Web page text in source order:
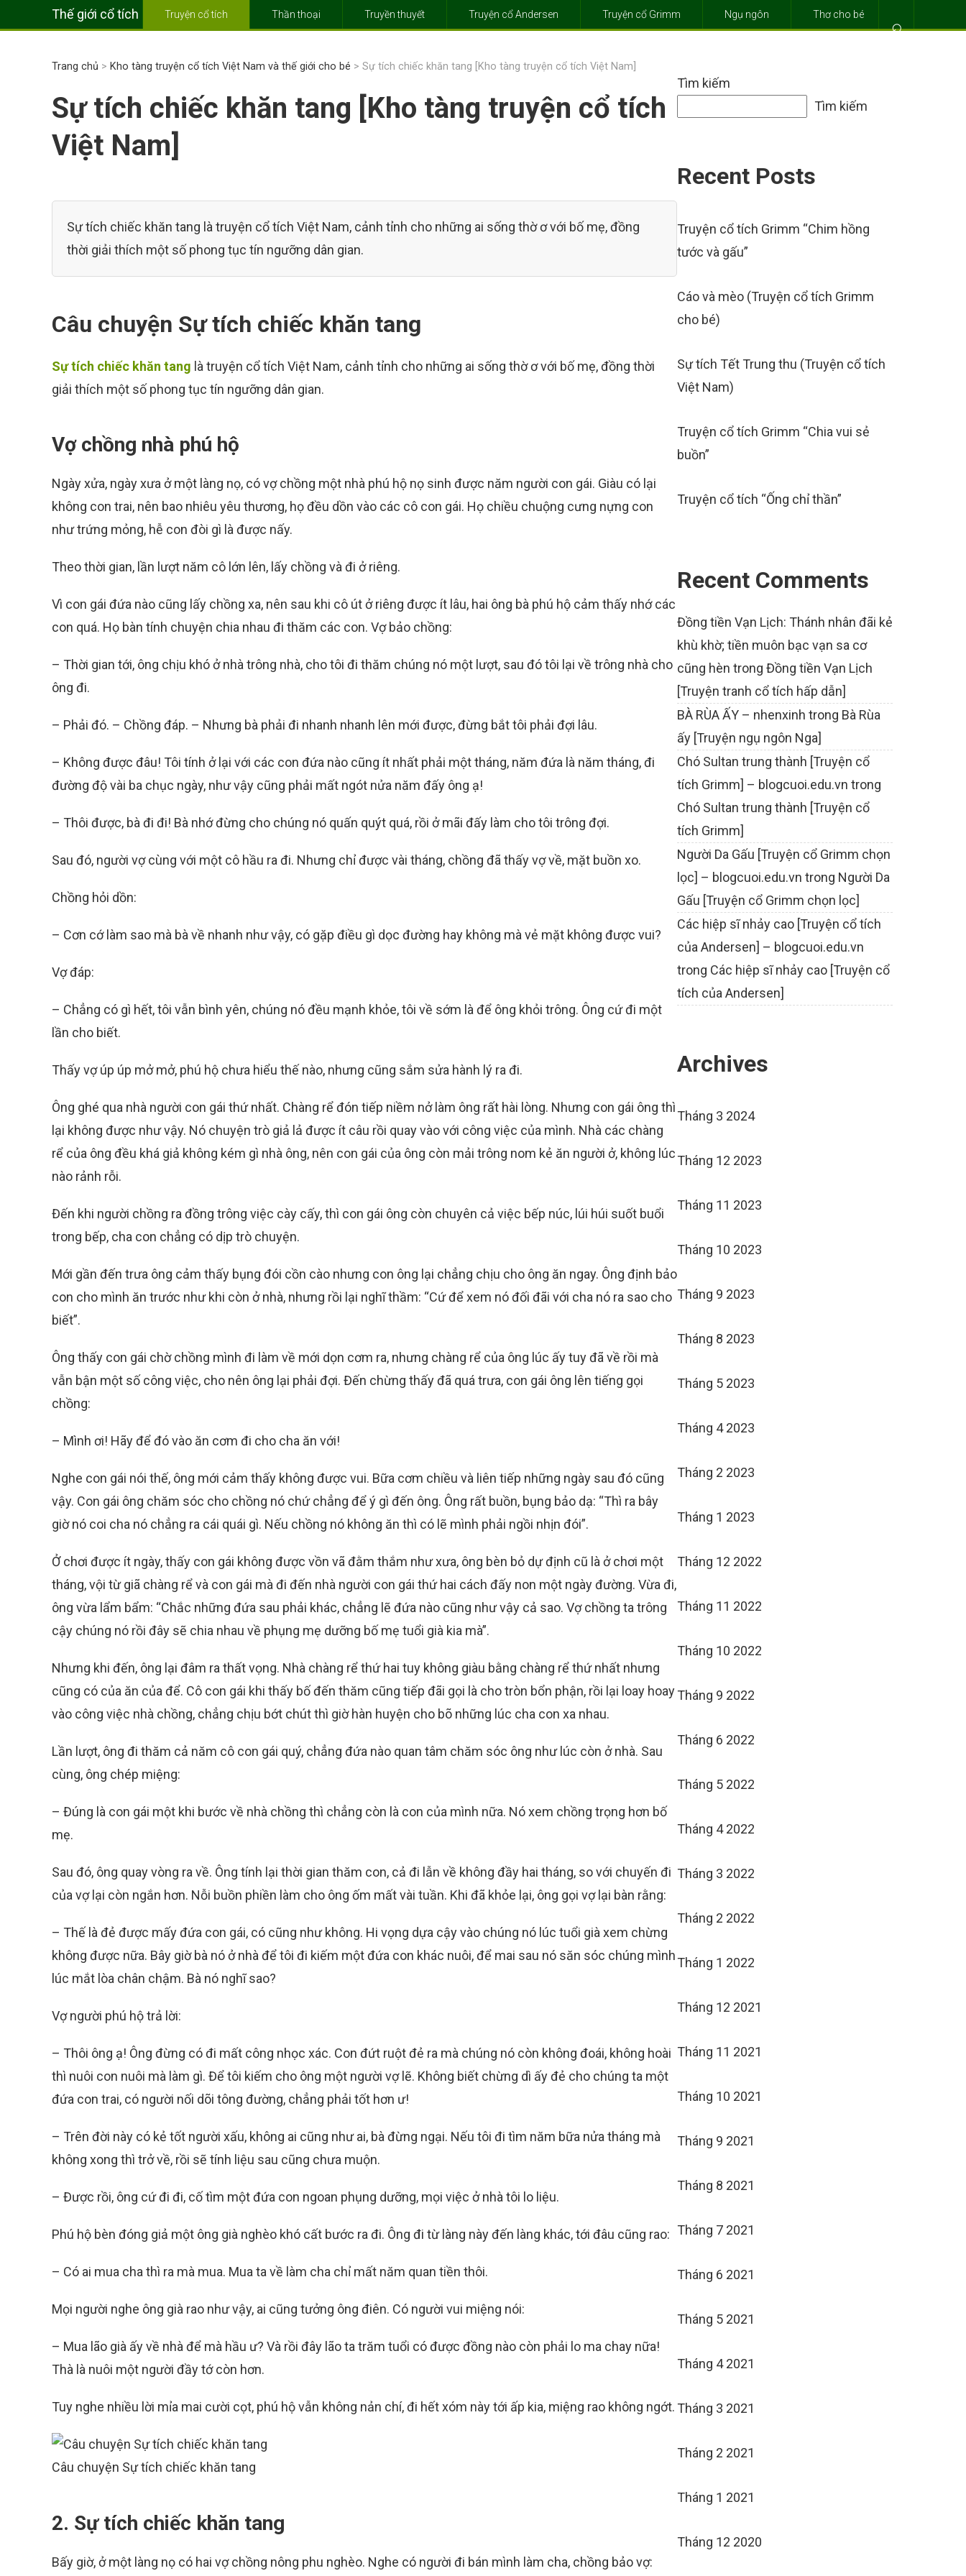
Thế giới cổ tích
⌕
Truyện cổ tích Thần thoại Truyền thuyết Truyện cổ Andersen Truyện cổ Grimm Ngụ ngôn Thơ cho bé
Trang chủ > Kho tàng truyện cổ tích Việt Nam và thế giới cho bé > Sự tích chiếc khăn tang [Kho tàng truyện cổ tích Việt Nam]
Sự tích chiếc khăn tang [Kho tàng truyện cổ tích
Việt Nam]
Sự tích chiếc khăn tang là truyện cổ tích Việt Nam, cảnh tỉnh cho những ai sống thờ ơ với bố mẹ, đồng
thời giải thích một số phong tục tín ngưỡng dân gian.
Câu chuyện Sự tích chiếc khăn tang
Sự tích chiếc khăn tang là truyện cổ tích Việt Nam, cảnh tỉnh cho những ai sống thờ ơ với bố mẹ, đồng thời
giải thích một số phong tục tín ngưỡng dân gian.
Vợ chồng nhà phú hộ
Ngày xửa, ngày xưa ở một làng nọ, có vợ chồng một nhà phú hộ nọ sinh được năm người con gái. Giàu có lại
không con trai, nên bao nhiêu yêu thương, họ đều dồn vào các cô con gái. Họ chiều chuộng cưng nựng con
như trứng mỏng, hễ con đòi gì là được nấy.
Theo thời gian, lần lượt năm cô lớn lên, lấy chồng và đi ở riêng.
Vì con gái đứa nào cũng lấy chồng xa, nên sau khi cô út ở riêng được ít lâu, hai ông bà phú hộ cảm thấy nhớ các
con quá. Họ bàn tính chuyện chia nhau đi thăm các con. Vợ bảo chồng:
– Thời gian tới, ông chịu khó ở nhà trông nhà, cho tôi đi thăm chúng nó một lượt, sau đó tôi lại về trông nhà cho
ông đi.
– Phải đó. – Chồng đáp. – Nhưng bà phải đi nhanh nhanh lên mới được, đừng bắt tôi phải đợi lâu.
– Không được đâu! Tôi tính ở lại với các con đứa nào cũng ít nhất phải một tháng, năm đứa là năm tháng, đi
đường độ vài ba chục ngày, như vậy cũng phải mất ngót nửa năm đấy ông ạ!
– Thôi được, bà đi đi! Bà nhớ đừng cho chúng nó quấn quýt quá, rồi ở mãi đấy làm cho tôi trông đợi.
Sau đó, người vợ cùng với một cô hầu ra đi. Nhưng chỉ được vài tháng, chồng đã thấy vợ về, mặt buồn xo.
Chồng hỏi dồn:
– Cơn cớ làm sao mà bà về nhanh như vậy, có gặp điều gì dọc đường hay không mà vẻ mặt không được vui?
Vợ đáp:
– Chẳng có gì hết, tôi vẫn bình yên, chúng nó đều mạnh khỏe, tôi về sớm là để ông khỏi trông. Ông cứ đi một
lần cho biết.
Thấy vợ úp úp mở mở, phú hộ chưa hiểu thế nào, nhưng cũng sắm sửa hành lý ra đi.
Ông ghé qua nhà người con gái thứ nhất. Chàng rể đón tiếp niềm nở làm ông rất hài lòng. Nhưng con gái ông thì
lại không được như vậy. Nó chuyện trò giả lả được ít câu rồi quay vào với công việc của mình. Nhà các chàng
rể của ông đều khá giả không kém gì nhà ông, nên con gái của ông còn mải trông nom kẻ ăn người ở, không lúc
nào rảnh rỗi.
Đến khi người chồng ra đồng trông việc cày cấy, thì con gái ông còn chuyên cả việc bếp núc, lúi húi suốt buổi
trong bếp, cha con chẳng có dịp trò chuyện.
Mới gần đến trưa ông cảm thấy bụng đói cồn cào nhưng con ông lại chẳng chịu cho ông ăn ngay. Ông định bảo
con cho mình ăn trước như khi còn ở nhà, nhưng rồi lại nghĩ thầm: “Cứ để xem nó đối đãi với cha nó ra sao cho
biết”.
Ông thấy con gái chờ chồng mình đi làm về mới dọn cơm ra, nhưng chàng rể của ông lúc ấy tuy đã về rồi mà
vẫn bận một số công việc, cho nên ông lại phải đợi. Đến chừng thấy đã quá trưa, con gái ông lên tiếng gọi
chồng:
– Mình ơi! Hãy để đó vào ăn cơm đi cho cha ăn với!
Nghe con gái nói thế, ông mới cảm thấy không được vui. Bữa cơm chiều và liên tiếp những ngày sau đó cũng
vậy. Con gái ông chăm sóc cho chồng nó chứ chẳng để ý gì đến ông. Ông rất buồn, bụng bảo dạ: “Thì ra bây
giờ nó coi cha nó chẳng ra cái quái gì. Nếu chồng nó không ăn thì có lẽ mình phải ngồi nhịn đói”.
Ở chơi được ít ngày, thấy con gái không được vồn vã đằm thắm như xưa, ông bèn bỏ dự định cũ là ở chơi một
tháng, vội từ giã chàng rể và con gái mà đi đến nhà người con gái thứ hai cách đấy non một ngày đường. Vừa đi,
ông vừa lẩm bẩm: “Chắc những đứa sau phải khác, chẳng lẽ đứa nào cũng như vậy cả sao. Vợ chồng ta trông
cậy chúng nó rồi đây sẽ chia nhau về phụng mẹ dưỡng bố mẹ tuổi già kia mà”.
Nhưng khi đến, ông lại đâm ra thất vọng. Nhà chàng rể thứ hai tuy không giàu bằng chàng rể thứ nhất nhưng
cũng có của ăn của để. Cô con gái khi thấy bố đến thăm cũng tiếp đãi gọi là cho tròn bổn phận, rồi lại loay hoay
vào công việc nhà chồng, chẳng chịu bớt chút thì giờ hàn huyện cho bõ những lúc cha con xa nhau.
Lần lượt, ông đi thăm cả năm cô con gái quý, chẳng đứa nào quan tâm chăm sóc ông như lúc còn ở nhà. Sau
cùng, ông chép miệng:
– Đúng là con gái một khi bước về nhà chồng thì chẳng còn là con của mình nữa. Nó xem chồng trọng hơn bố
mẹ.
Sau đó, ông quay vòng ra về. Ông tính lại thời gian thăm con, cả đi lẫn về không đầy hai tháng, so với chuyến đi
của vợ lại còn ngắn hơn. Nỗi buồn phiền làm cho ông ốm mất vài tuần. Khi đã khỏe lại, ông gọi vợ lại bàn rằng:
– Thế là đẻ được mấy đứa con gái, có cũng như không. Hi vọng dựa cậy vào chúng nó lúc tuổi già xem chừng
không được nữa. Bây giờ bà nó ở nhà để tôi đi kiếm một đứa con khác nuôi, để mai sau nó săn sóc chúng mình
lúc mắt lòa chân chậm. Bà nó nghĩ sao?
Vợ người phú hộ trả lời:
– Thôi ông ạ! Ông đừng có đi mất công nhọc xác. Con đứt ruột đẻ ra mà chúng nó còn không đoái, không hoài
thì nuôi con nuôi mà làm gì. Để tôi kiếm cho ông một người vợ lẽ. Không biết chừng dì ấy đẻ cho chúng ta một
đứa con trai, có người nối dõi tông đường, chẳng phải tốt hơn ư!
– Trên đời này có kẻ tốt người xấu, không ai cũng như ai, bà đừng ngại. Nếu tôi đi tìm năm bữa nửa tháng mà
không xong thì trở về, rồi sẽ tính liệu sau cũng chưa muộn.
– Được rồi, ông cứ đi đi, cố tìm một đứa con ngoan phụng dưỡng, mọi việc ở nhà tôi lo liệu.
Phú hộ bèn đóng giả một ông già nghèo khó cất bước ra đi. Ông đi từ làng này đến làng khác, tới đâu cũng rao:
– Có ai mua cha thì ra mà mua. Mua ta về làm cha chỉ mất năm quan tiền thôi.
Mọi người nghe ông già rao như vậy, ai cũng tưởng ông điên. Có người vui miệng nói:
– Mua lão già ấy về nhà để mà hầu ư? Và rồi đây lão ta trăm tuổi có được đồng nào còn phải lo ma chay nữa!
Thà là nuôi một người đầy tớ còn hơn.
Tuy nghe nhiều lời mỉa mai cười cọt, phú hộ vẫn không nản chí, đi hết xóm này tới ấp kia, miệng rao không ngớt.
Câu chuyện Sự tích chiếc khăn tang
2. Sự tích chiếc khăn tang
Bấy giờ, ở một làng nọ có hai vợ chồng nông phu nghèo. Nghe có người đi bán mình làm cha, chồng bảo vợ:
Tìm kiếm
Tìm kiếm
Recent Posts
Truyện cổ tích Grimm “Chim hồng
tước và gấu”
Cáo và mèo (Truyện cổ tích Grimm
cho bé)
Sự tích Tết Trung thu (Truyện cổ tích
Việt Nam)
Truyện cổ tích Grimm “Chia vui sẻ
buồn”
Truyện cổ tích “Ống chỉ thần”
Recent Comments
Đồng tiền Vạn Lịch: Thánh nhân đãi kẻ
khù khờ; tiền muôn bạc vạn sa cơ
cũng hèn trong Đồng tiền Vạn Lịch
[Truyện tranh cổ tích hấp dẫn]
BÀ RÙA ẤY – nhenxinh trong Bà Rùa
ấy [Truyện ngụ ngôn Nga]
Chó Sultan trung thành [Truyện cổ
tích Grimm] – blogcuoi.edu.vn trong
Chó Sultan trung thành [Truyện cổ
tích Grimm]
Người Da Gấu [Truyện cổ Grimm chọn
lọc] – blogcuoi.edu.vn trong Người Da
Gấu [Truyện cổ Grimm chọn lọc]
Các hiệp sĩ nhảy cao [Truyện cổ tích
của Andersen] – blogcuoi.edu.vn
trong Các hiệp sĩ nhảy cao [Truyện cổ
tích của Andersen]
Archives
Tháng 3 2024
Tháng 12 2023
Tháng 11 2023
Tháng 10 2023
Tháng 9 2023
Tháng 8 2023
Tháng 5 2023
Tháng 4 2023
Tháng 2 2023
Tháng 1 2023
Tháng 12 2022
Tháng 11 2022
Tháng 10 2022
Tháng 9 2022
Tháng 6 2022
Tháng 5 2022
Tháng 4 2022
Tháng 3 2022
Tháng 2 2022
Tháng 1 2022
Tháng 12 2021
Tháng 11 2021
Tháng 10 2021
Tháng 9 2021
Tháng 8 2021
Tháng 7 2021
Tháng 6 2021
Tháng 5 2021
Tháng 4 2021
Tháng 3 2021
Tháng 2 2021
Tháng 1 2021
Tháng 12 2020